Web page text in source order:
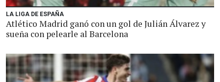
LA LIGA DE ESPAÑA
Atlético Madrid ganó con un gol de Julián Álvarez y
sueña con pelearle al Barcelona